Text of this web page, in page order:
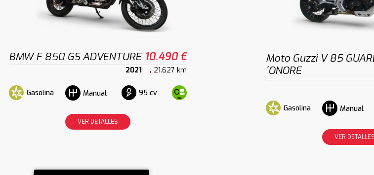
BMW F 850 GS ADVENTURE 10.490 €
2021 21.627 km
Gasolina Manual 95 cv
VER DETALLES
Moto Guzzi V 85
´ONORE
Gasolina Manual
VER DETALLES